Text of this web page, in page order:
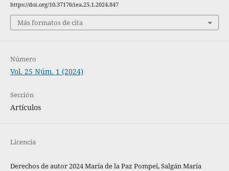
https://doi.org/10.37176/iea.25.1.2024.847
Más formatos de cita
Número
Vol. 25 Núm. 1 (2024)
Sección
Artículos
Licencia
Derechos de autor 2024 María de la Paz Pompei, Salgán María